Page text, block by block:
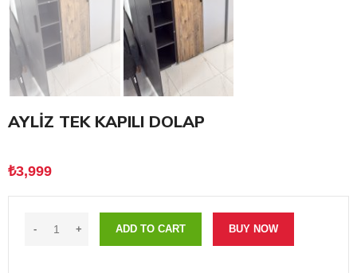
AYLİZ TEK KAPILI DOLAP
₺3,999
ADD TO CART BUY NOW